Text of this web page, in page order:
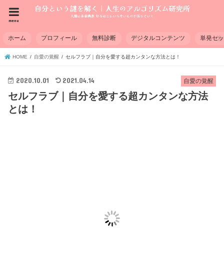
menu
ホーム プロフィール 無料診断 デジタルコンテンツ 単発セ
HOME 自愛の覚醒 セルフラブ｜自分を愛する超カンタンな方法とは！
自愛の覚醒
2020.10.01 2021.04.14
セルフラブ｜自分を愛する超カンタンな方法
とは！